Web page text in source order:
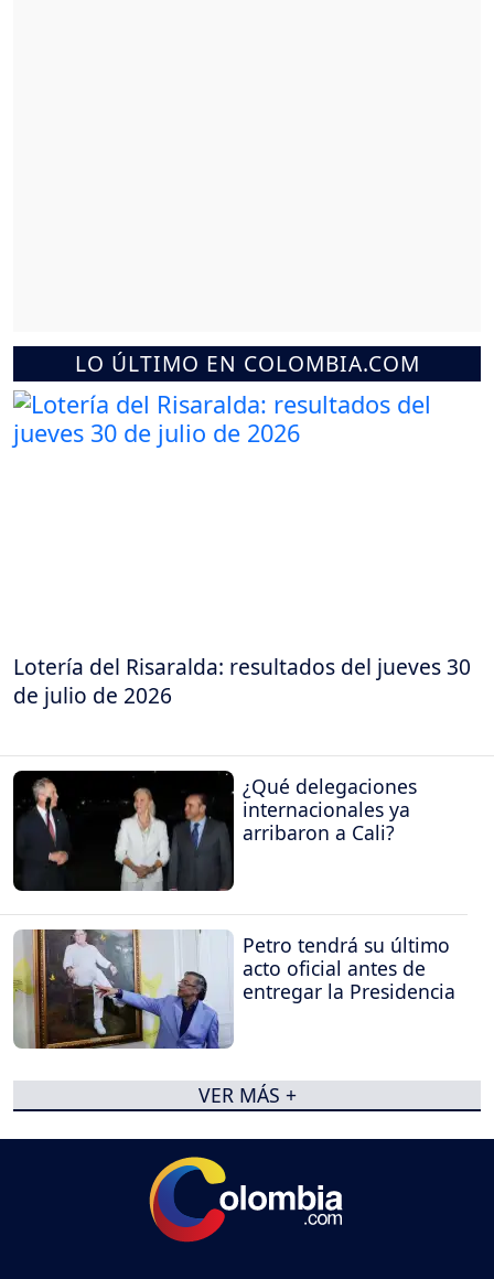
LO ÚLTIMO EN COLOMBIA.COM
Lotería del Risaralda: resultados del jueves 30
de julio de 2026
¿Qué delegaciones
internacionales ya
arribaron a Cali?
Petro tendrá su último
acto oficial antes de
entregar la Presidencia
VER MÁS +